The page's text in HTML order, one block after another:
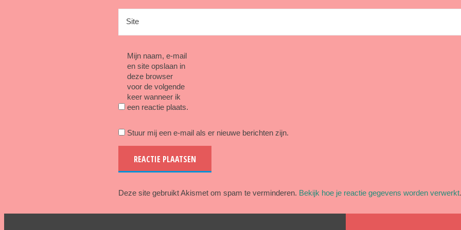
Site
Mijn naam, e-mail
en site opslaan in
deze browser
voor de volgende
keer wanneer ik
een reactie plaats.
Stuur mij een e-mail als er nieuwe berichten zijn.
Deze site gebruikt Akismet om spam te verminderen. Bekijk hoe je reactie gegevens worden verwerkt.